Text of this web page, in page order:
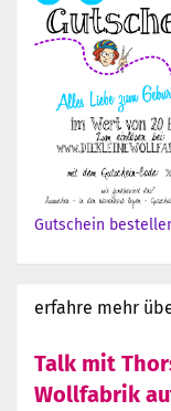
Gutschein
erfahre mehr
Talk mit
Wollfabrik